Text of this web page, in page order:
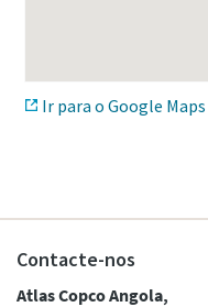
Ir para o Google Maps
Contacte-nos
Atlas Copco Angola,